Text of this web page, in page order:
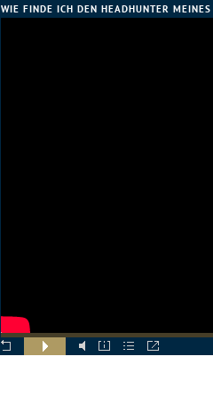
WIE FINDE ICH DEN HEADHUNTER